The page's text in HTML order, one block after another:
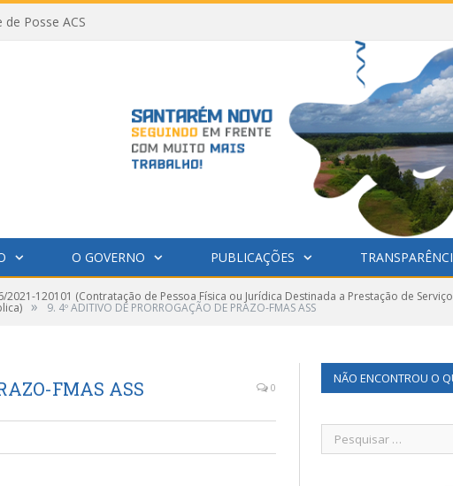
de Posse ACS
O GOVERNO PUBLICAÇÕES
6/2021-120101 (Contratação de Pessoa Física ou Jurídica Destinada a Prestação de
» 9. 4º ADITIVO DE PRORROGAÇÃO DE PRAZO-FMAS ASS
FMAS ASS 0
NÃO ENCONTROU O